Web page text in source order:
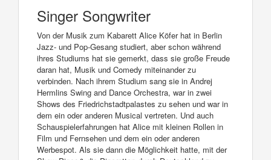
Singer Songwriter
Von der Musik zum Kabarett Alice Köfer hat in Berlin
Jazz- und Pop-Gesang studiert, aber schon während
ihres Studiums hat sie gemerkt, dass sie große Freude
daran hat, Musik und Comedy miteinander zu
verbinden. Nach ihrem Studium sang sie in Andrej
Hermlins Swing and Dance Orchestra, war in zwei
Shows des Friedrichstadtpalastes zu sehen und war in
dem ein oder anderen Musical vertreten. Und auch
Schauspielerfahrungen hat Alice mit kleinen Rollen in
Film und Fernsehen und dem ein oder anderen
Werbespot. Als sie dann die Möglichkeit hatte, mit der